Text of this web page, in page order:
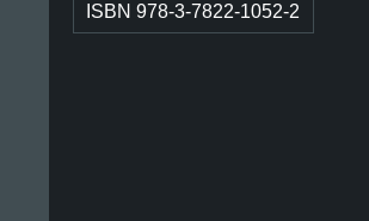
ISBN 978-3-7822-1052-2